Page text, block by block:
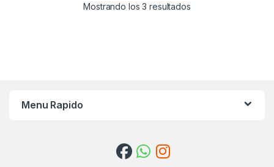
Mostrando los 3 resultadosOrdenado por los
Menu Rapido